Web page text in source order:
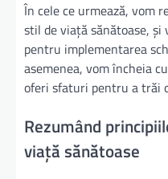
În cele ce urmează, vom
stil de viață sănătoase,
pentru implementarea
asemenea, vom încheia
oferi sfaturi pentru a trăi
Rezumând
viață sănătoase